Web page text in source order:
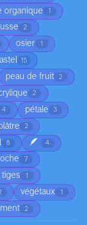
organique 1
2
osier 1
15
peau de fruit 2
2
4 pétale 3
2
8 🪶 4
7
tiges 1
végétaux 1
2